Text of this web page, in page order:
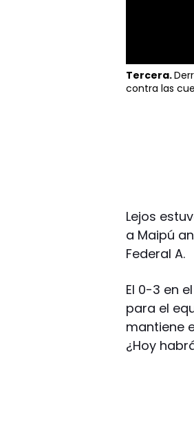
Tercera.
contra las
Lejos
a Maipú
Federal A.
El 0-3 en
para el
mantiene
¿Hoy